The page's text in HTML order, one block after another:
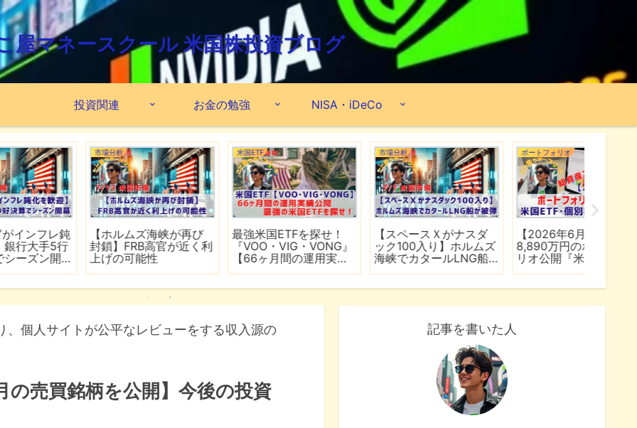
屋マネースクール 米国株投資ブログ
投資関連 お金の勉強 NISA・iDeCo
市場分析
【ホルムズ海峡が再び
封鎖】FRB高官が近く利
上げの可能性
米国ETF
最強米国ETFを探せ！
『VOO・VIG・VONG』
【66ヶ月間の運用実績
市場分析
【スペースＸがナスダ
ック100入り】ホルムズ
海峡でカタールLNG船
ポートフォリオ
【2026年6月】2億
8,890万円のポートフォ
リオ公開『米国ETF・個
個人サイトが公平なレビューをする収入源の
売買銘柄を公開】今後の投資
記事を書いた人